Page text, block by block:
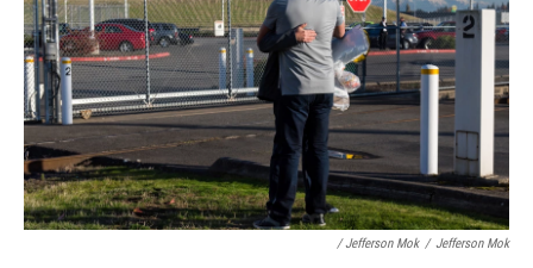
/ Jefferson Mok / Jefferson Mok